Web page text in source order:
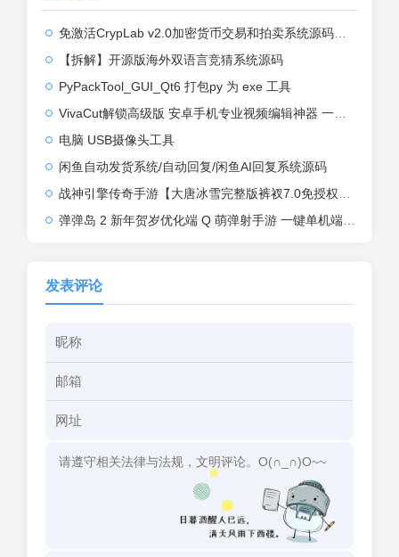
免激活CrypLab v2.0加密货币交易和拍卖系统源码，前台新增中文后台全部汉化
【拆解】开源版海外双语言竞猜系统源码
PyPackTool_GUI_Qt6 打包py 为 exe 工具
VivaCut解锁高级版 安卓手机专业视频编辑神器 一键式AI加持
电脑 USB摄像头工具
闲鱼自动发货系统/自动回复/闲鱼AI回复系统源码
战神引擎传奇手游【大唐冰雪完整版裤衩7.0免授权】2026整理特色服务端+寒冬之城+万象古城+天威大陆+大唐盛世【站长亲测】
弹弹岛 2 新年贺岁优化端 Q 萌弹射手游 一键单机端 + Linux 手工端 + GM 后台 + 安卓 iOS 双端带教程
发表评论